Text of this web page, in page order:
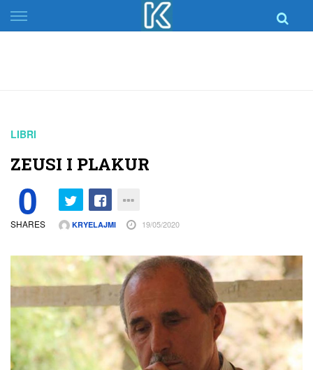
Skip
to
LIBRI
ZEUSI I PLAKUR
0
SHARES KRYELAJMI 19/05/2020